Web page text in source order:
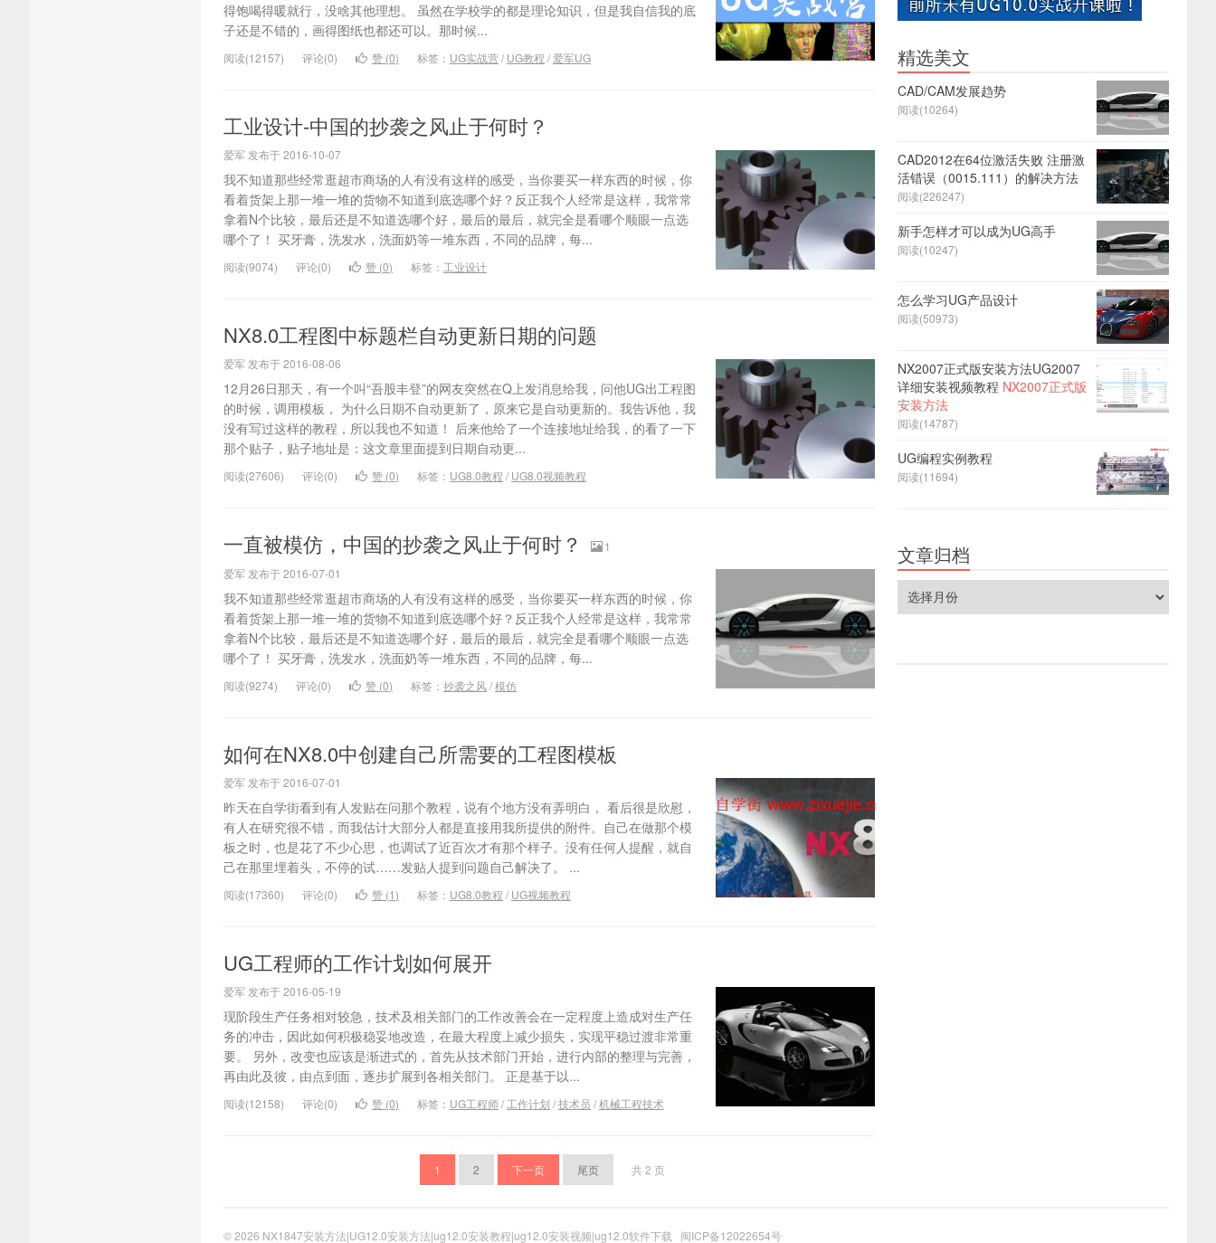
得饱喝得暖就行，没啥其他理想。 虽然在学校学的都是理论知识，但是我自信我的底
子还是不错的，画得图纸也都还可以。那时候...
阅读(12157) 评论(0) 赞 (0) 标签： UG实战营/ UG教程 /爱军UG
工业设计-中国的抄袭之风止于何时？
爱军 发布于 2016-10-07
我不知道那些经常逛超市商场的人有没有这样的感受，当你要买一样东西的时候，你
看着货架上那一堆一堆的货物不知道到底选哪个好？反正我个人经常是这样，我常常
拿着N个比较，最后还是不知道选哪个好，最后的最后，就完全是看哪个顺眼一点选
哪个了！ 买牙膏，洗发水，洗面奶等一堆东西，不同的品牌，每...
阅读(9074) 评论(0) 赞 (0) 标签： 工业设计
NX8.0工程图中标题栏自动更新日期的问题
爱军 发布于 2016-08-06
12月26日那天，有一个叫“吾股丰登”的网友突然在Q上发消息给我，问他UG出工程图
的时候，调用模板， 为什么日期不自动更新了，原来它是自动更新的。我告诉他，我
没有写过这样的教程，所以我也不知道！ 后来他给了一个连接地址给我，的看了一下
那个贴子，贴子地址是：这文章里面提到日期自动更...
阅读(27606) 评论(0) 赞 (0) 标签： UG8.0教程 / UG8.0视频教程
一直被模仿，中国的抄袭之风止于何时？
1
爱军 发布于 2016-07-01
我不知道那些经常逛超市商场的人有没有这样的感受，当你要买一样东西的时候，你
看着货架上那一堆一堆的货物不知道到底选哪个好？反正我个人经常是这样，我常常
拿着N个比较，最后还是不知道选哪个好，最后的最后，就完全是看哪个顺眼一点选
哪个了！ 买牙膏，洗发水，洗面奶等一堆东西，不同的品牌，每...
阅读(9274) 评论(0) 赞 (0) 标签： 抄袭之风/模仿
如何在NX8.0中创建自己所需要的工程图模板
爱军 发布于 2016-07-01
昨天在自学街看到有人发贴在问那个教程，说有个地方没有弄明白， 看后很是欣慰，
有人在研究很不错，而我估计大部分人都是直接用我所提供的附件。自己在做那个模
板之时，也是花了不少心思，也调试了近百次才有那个样子。没有任何人提醒，就自
己在那里埋着头，不停的试……发贴人提到问题自己解决了。 ...
阅读(17360) 评论(0) 赞 (1) 标签： UG8.0教程 / UG视频教程
UG工程师的工作计划如何展开
爱军 发布于 2016-05-19
现阶段生产任务相对较急，技术及相关部门的工作改善会在一定程度上造成对生产任
务的冲击，因此如何积极稳妥地改造，在最大程度上减少损失，实现平稳过渡非常重
要。 另外，改变也应该是渐进式的，首先从技术部门开始，进行内部的整理与完善，
再由此及彼，由点到面，逐步扩展到各相关部门。 正是基于以...
阅读(12158) 评论(0) 赞 (0) 标签： UG工程师/ 工作计划 /技术员 /机械工程技术
1 2 下一页 尾页 共 2 页
精选美文
CAD/CAM发展趋势
阅读(10264)
CAD2012在64位激活失败 注册激
活错误（0015.111）的解决方法
阅读(226247)
新手怎样才可以成为UG高手
阅读(10247)
怎么学习UG产品设计
阅读(50973)
NX2007正式版安装方法UG2007
详细安装视频教程 NX2007正式版
安装方法
阅读(14787)
UG编程实例教程
阅读(11694)
文章归档
文
章
归
© 2026 NX1847安装方法|UG12.0安装方法|ug12.0安装教程|ug12.0安装视频|ug12.0软件下载 闽ICP备12022654号